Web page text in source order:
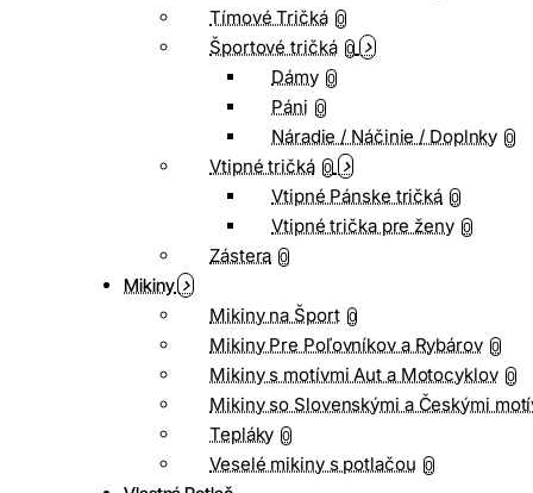
Tímové Tričká 0
Športové tričká 0
Dámy 0
Páni 0
Náradie / Náčinie / Doplnky 0
Vtipné tričká 0
Vtipné Pánske tričká 0
Vtipné trička pre ženy 0
Zástera 0
Mikiny
Mikiny na Šport 0
Mikiny Pre Poľovníkov a Rybárov 0
Mikiny s motívmi Aut a Motocyklov 0
Mikiny so Slovenskými a Českými
Tepláky 0
Veselé mikiny s potlačou 0